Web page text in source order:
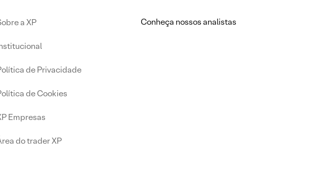
a XP
de Privacidade
de Cookies
Empresas
do trader XP
Conheça nossos analistas